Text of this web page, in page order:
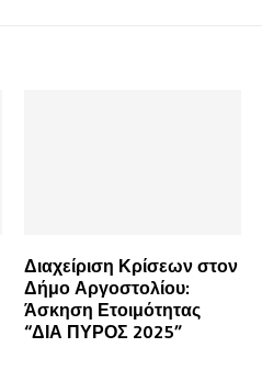
Διαχείριση Κρίσεων στον
Δήμο Αργοστολίου:
Άσκηση Ετοιμότητας
“ΔΙΑ ΠΥΡΟΣ 2025”